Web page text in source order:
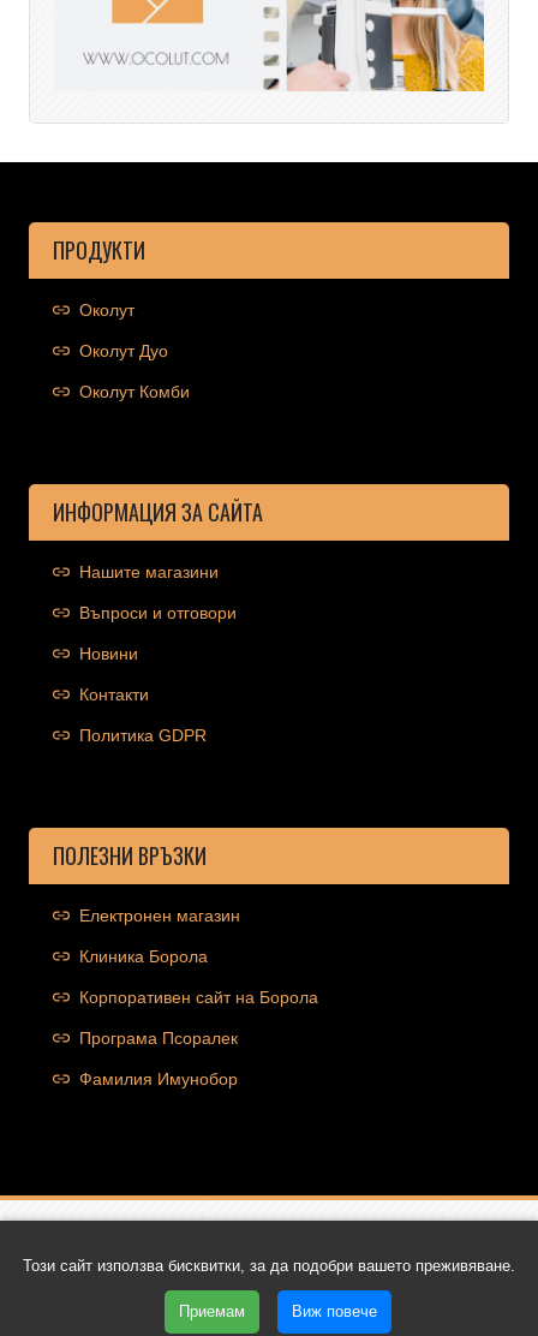
ПРОДУКТИ
Околут
Околут Дуо
Околут Комби
ИНФОРМАЦИЯ ЗА САЙТА
Нашите магазини
Въпроси и отговори
Новини
Контакти
Политика GDPR
ПОЛЕЗНИ ВРЪЗКИ
Електронен магазин
Клиника Борола
Корпоративен сайт на Борола
Програма Псоралек
Фамилия Имунобор
Copyright © 2026 Ocolut.com | Всички права запазени | Уеб
дизайн и SEO от Трибест
Този сайт използва бисквитки, за да подобри вашето преживяване.
Приемам Виж повече